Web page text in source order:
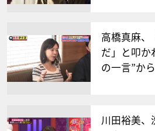
高橋真麻、
だ」と叩
の一言”か
川田裕美、